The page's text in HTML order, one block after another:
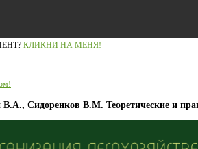
КЛИКНИ НА МЕНЯ!
Сидоренков В.М. Теоретические и